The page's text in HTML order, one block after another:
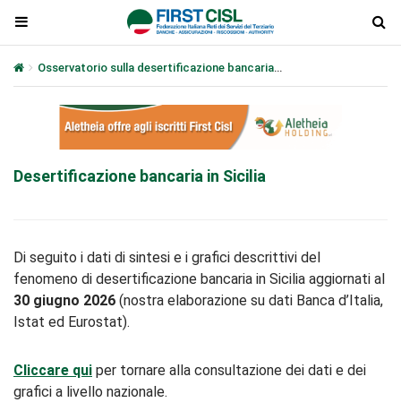
Osservatorio sulla desertificazione bancaria
Desertificazione bancaria in Sicilia
Di seguito i dati di sintesi e i grafici descrittivi del
fenomeno di desertificazione bancaria in Sicilia aggiornati al
30 giugno 2026 (nostra elaborazione su dati Banca d’Italia,
Istat ed Eurostat).
Cliccare qui per tornare alla consultazione dei dati e dei
grafici a livello nazionale.